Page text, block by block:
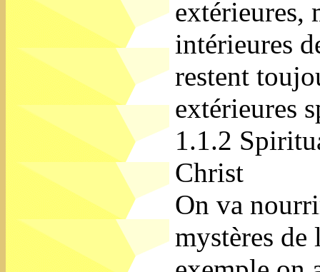
extérieures,
intérieures
restent
extérieures
1.1.2
Christ
On va
mystères de